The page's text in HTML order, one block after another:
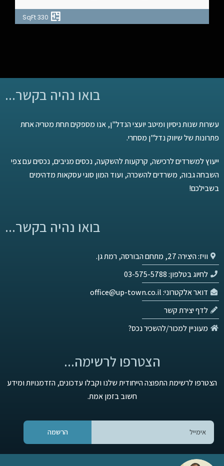
330 SqFt
בואו נהיה בקשר...
עשרות שנות ניסיון ומיטב יועצי הנדל"ן, אנו מספקים תחת מטריה אחת
פתרונות של שיווק נדל"ן מסחרי.
ייעוץ למשרדים לרכישה, קרקעות להשקעה, נכסים מניבים, נכסים עם צפי
השבחה גבוה, משרדים להשכרה, ועוד המון סוגי עסקאות מדהימים
בשבילכם!
בואו נהיה בקשר...
וויז: היצירה 27, מתחם הבורסה, רמת גן.
לחיוג בטלפון: 03-575-5788
דואר אלקטרוני: office@up-town.co.il
לדף יצירת קשר
מעוניין למכור/להשכיר נכס?
הצטרפו לרשימה...
הצטרפו לרשימת התפוצה הייחודית שלנו וקבלו עדכונים, הזדמנויות ומידע
חשוב בזמן אמת.
הרשמה